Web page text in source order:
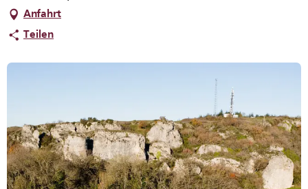
Anfahrt
Teilen